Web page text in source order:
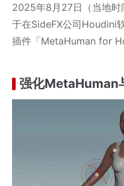
2025年8月27日（当地时
于在SideFX公司Houdini
插件「MetaHuman for
强化MetaHuman